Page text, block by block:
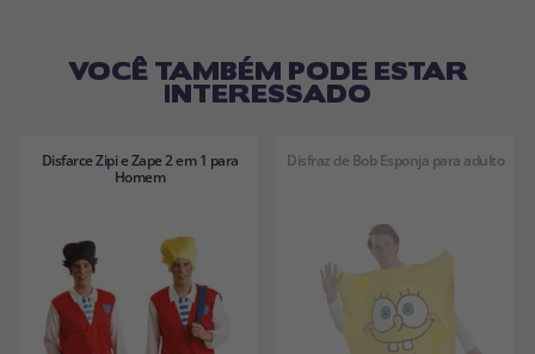
VOCÊ TAMBÉM PODE ESTAR
INTERESSADO
Disfarce Zipi e Zape 2 em 1 para
Homem
Disfraz de Bob Esponja para adulto